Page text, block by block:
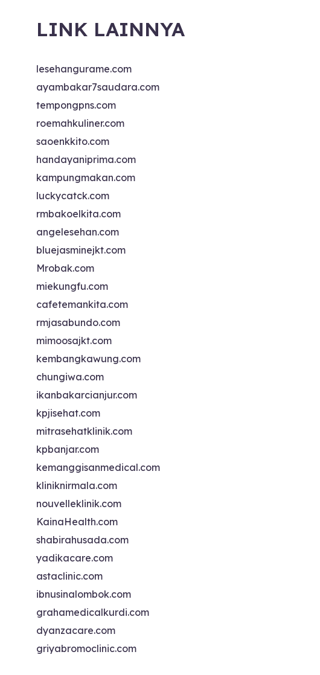
LINK LAINNYA
lesehangurame.com
ayambakar7saudara.com
tempongpns.com
roemahkuliner.com
saoenkkito.com
handayaniprima.com
kampungmakan.com
luckycatck.com
rmbakoelkita.com
angelesehan.com
bluejasminejkt.com
Mrobak.com
miekungfu.com
cafetemankita.com
rmjasabundo.com
mimoosajkt.com
kembangkawung.com
chungiwa.com
ikanbakarcianjur.com
kpjisehat.com
mitrasehatklinik.com
kpbanjar.com
kemanggisanmedical.com
kliniknirmala.com
nouvelleklinik.com
KainaHealth.com
shabirahusada.com
yadikacare.com
astaclinic.com
ibnusinalombok.com
grahamedicalkurdi.com
dyanzacare.com
griyabromoclinic.com